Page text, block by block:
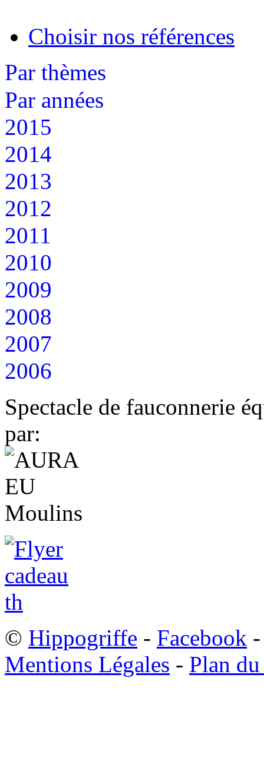
Choisir nos références
Par thèmes
Par années
2015
2014
2013
2012
2011
2010
2009
2008
2007
2006
Spectacle de fauconnerie
par:
© Hippogriffe - Facebook
Mentions Légales - Plan